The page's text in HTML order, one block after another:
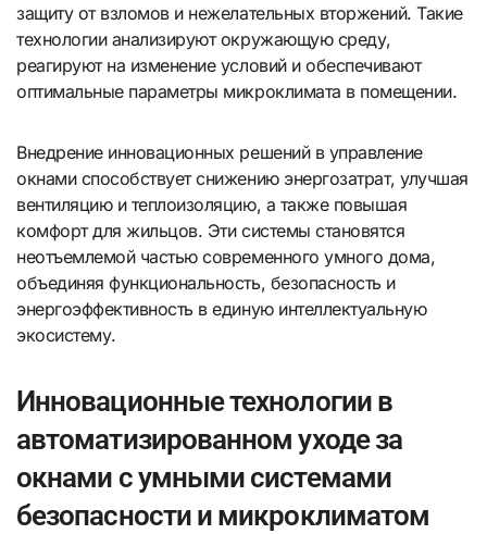
защиту от взломов и нежелательных вторжений. Такие
технологии анализируют окружающую среду,
реагируют на изменение условий и обеспечивают
оптимальные параметры микроклимата в помещении.
Внедрение инновационных решений в управление
окнами способствует снижению энергозатрат, улучшая
вентиляцию и теплоизоляцию, а также повышая
комфорт для жильцов. Эти системы становятся
неотъемлемой частью современного умного дома,
объединяя функциональность, безопасность и
энергоэффективность в единую интеллектуальную
экосистему.
Инновационные технологии в
автоматизированном уходе за
окнами с умными системами
безопасности и микроклиматом